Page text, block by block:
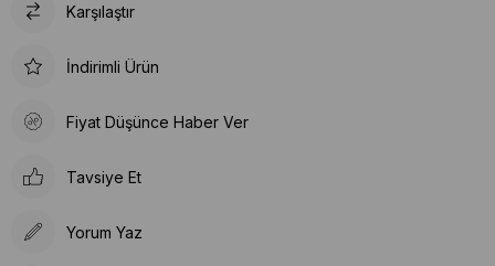
Karşılaştır
İndirimli Ürün
Fiyat Düşünce Haber Ver
Tavsiye Et
Yorum Yaz